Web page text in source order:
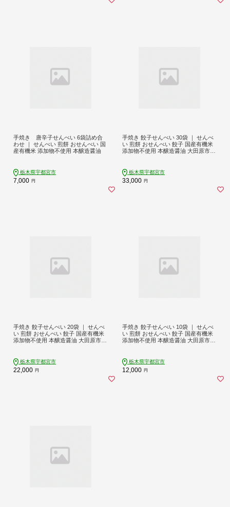
手焼き 唐辛子せんべい 6袋詰め合
わせ ｜ せんべい 煎餅 おせんべい 国
産有機米 添加物不使用 本醸造醤油
栃木県宇都宮市
7,000 円
手焼き 餃子せんべい 30袋 ｜ せんべ
い 煎餅 おせんべい 餃子 国産有機米
添加物不使用 本醸造醤油 大田原市産
栃木県宇都宮市
33,000 円
手焼き 餃子せんべい 20袋 ｜ せんべ
い 煎餅 おせんべい 餃子 国産有機米
添加物不使用 本醸造醤油 大田原市産
栃木県宇都宮市
22,000 円
手焼き 餃子せんべい 10袋 ｜ せんべ
い 煎餅 おせんべい 餃子 国産有機米
添加物不使用 本醸造醤油 大田原市産
栃木県宇都宮市
12,000 円